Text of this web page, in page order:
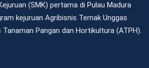
(SMK) pertama di Pulau Madura
kejuruan Agribisnis Ternak Unggas
Tanaman Pangan dan Hortikultura (ATPH).